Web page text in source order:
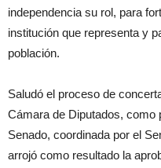
independencia su rol, para
institución que representa y
población.
Saludó el proceso de
Cámara de Diputados, como
Senado, coordinada por el
arrojó como resultado la